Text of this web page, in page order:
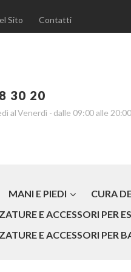
Sito Contatti
30 20
al Venerdì - dalle 09:00 alle 20:00
MANI E PIEDI CURA
E ACCESSORI PER
E ACCESSORI PER